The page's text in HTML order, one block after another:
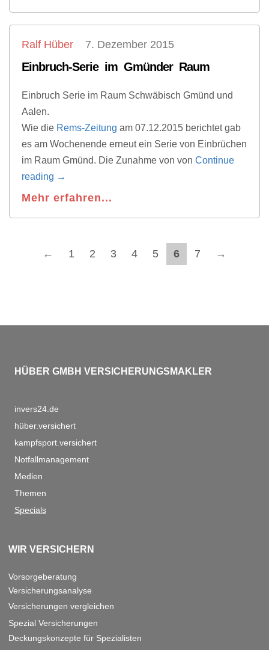
Ralf Hüber 7. Dezember 2015
Einbruch-Serie im Gmünder Raum
Einbruch Serie im Raum Schwäbisch Gmünd und
Aalen.
Wie die Rems-Zeitung am 07.12.2015 berichtet gab
es am Wochenende erneut ein Serie von Einbrüchen
im Raum Gmünd. Die Zunahme von von Continue
reading →
Mehr erfahren...
← 1 2 3 4 5 6 7 →
HÜBER GMBH VERSICHERUNGSMAKLER
invers24.de
hüber.versichert
kampfsport.versichert
Notfallmanagement
Medien
Themen
Specials
WIR VERSICHERN
Vorsorgeberatung
Versicherungsanalyse
Versicherungen vergleichen
Spezial Versicherungen
Deckungskonzepte für Spezialisten